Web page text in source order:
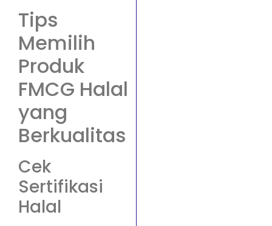
Tips
Memilih
Produk
FMCG Halal
yang
Berkualitas
Cek
Sertifikasi
Halal